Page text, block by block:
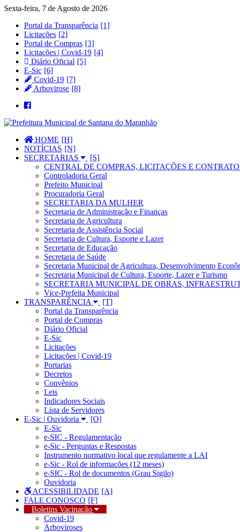
Sexta-feira, 7 de Agosto de 2026
Portal da Transparência
Licitações
Portal de Compras
Licitações | Covid-19
Diário Oficial
E-Sic
Covid-19
Arbovirose
HOME
NOTÍCIAS
SECRETARIAS
CENTRAL DE COMPRAS, LICITAÇÕES E
Controladoria Geral
Prefeito Municipal
Procuradoria Geral
SECRETARIA DA MULHER
Secretaria de Administração e Finanças
Secretaria de Agricultura
Secretaria de Assistência Social
Secretaria de Cultura, Esporte e Lazer
Secretaria de Educação
Secretaria de Saúde
Secretaria Municipal de Agricultura, Desenvolvimento
Secretaria Municipal de Cultura, Esporte, Lazer e Turismo
SECRETARIA MUNICIPAL DE OBRAS,
Vice-Prefeita Municipal
TRANSPARÊNCIA
Portal da Transparência
Portal de Compras
Diário Oficial
E-Sic
Licitações
Licitações | Covid-19
Portarias
Decretos
Convênios
Leis
Indicadores Sociais
Lista de Servidores
E-Sic | Ouvidoria
E-Sic
e-SIC - Regulamentação
e-Sic - Perguntas e Respostas
Instrumento normativo local que regulamente a LAI
e-Sic - Rol de informações (12 meses)
e-SIC - Rol de documentos (Grau Sigilo)
Ouvidoria
ACESSIBILIDADE
FALE CONOSCO
Boletins Vacinação
Covid-19
Arboviroses